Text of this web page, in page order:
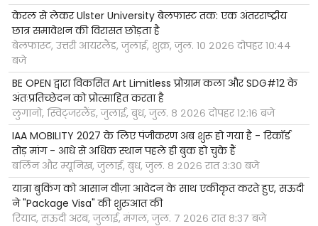
केरल से लेकर Ulster University बेलफास्ट तक: एक अंतरराष्ट्रीय
छात्र समावेशन की विरासत छोड़ता है
बेलफास्ट, उत्तरी आयरलैंड, जुलाई, शुक्र, जुल. १० २०२६ दोपहर १०:४४
बजे
BE OPEN द्वारा विकसित Art Limitless प्रोग्राम कला और SDG#12 के
अंतःप्रतिच्छेदन को प्रोत्साहित करता है
लुगानो, स्विट्जरलैंड, जुलाई, बुध, जुल. ८ २०२६ दोपहर १२:१६ बजे
IAA MOBILITY 2027 के लिए पंजीकरण अब शुरू हो गया है - रिकॉर्ड
तोड़ मांग - आधे से अधिक स्थान पहले ही बुक हो चुके हैं
बर्लिन और म्यूनिख, जुलाई, बुध, जुल. ८ २०२६ रात ३:३० बजे
यात्रा बुकिंग को आसान वीज़ा आवेदन के साथ एकीकृत करते हुए, सऊदी
ने "Package Visa" की शुरुआत की
रियाद, सऊदी अरब, जुलाई, मंगल, जुल. ७ २०२६ रात ८:३७ बजे